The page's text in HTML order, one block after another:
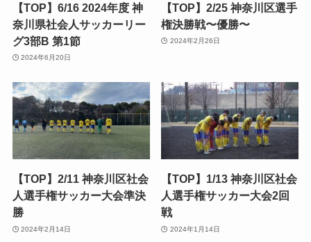
【TOP】6/16 2024年度 神
奈川県社会人サッカーリー
グ3部B 第1節
2024年6月20日
【TOP】2/25 神奈川区選手
権決勝戦〜優勝〜
2024年2月26日
【TOP】2/11 神奈川区社会
人選手権サッカー大会準決
勝
2024年2月14日
【TOP】1/13 神奈川区社会
人選手権サッカー大会2回
戦
2024年1月14日